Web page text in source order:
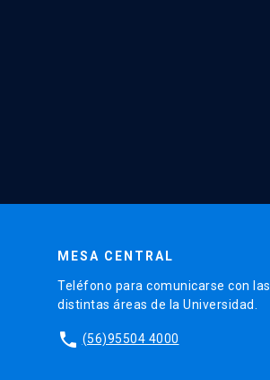
MESA CENTRAL
Teléfono para comunicarse con las
distintas áreas de la Universidad.
phone (56)95504 4000